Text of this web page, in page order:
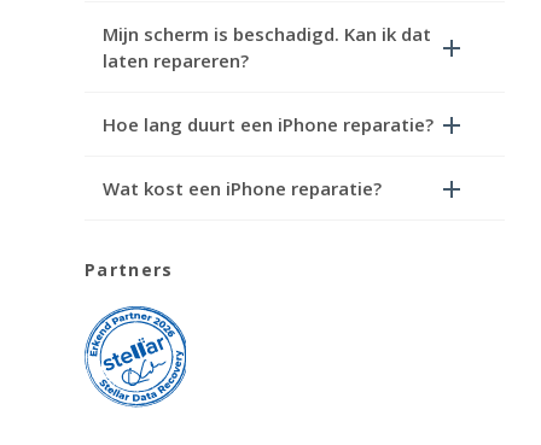
Mijn scherm is beschadigd. Kan ik dat
laten repareren?
Hoe lang duurt een iPhone reparatie?
Wat kost een iPhone reparatie?
Partners